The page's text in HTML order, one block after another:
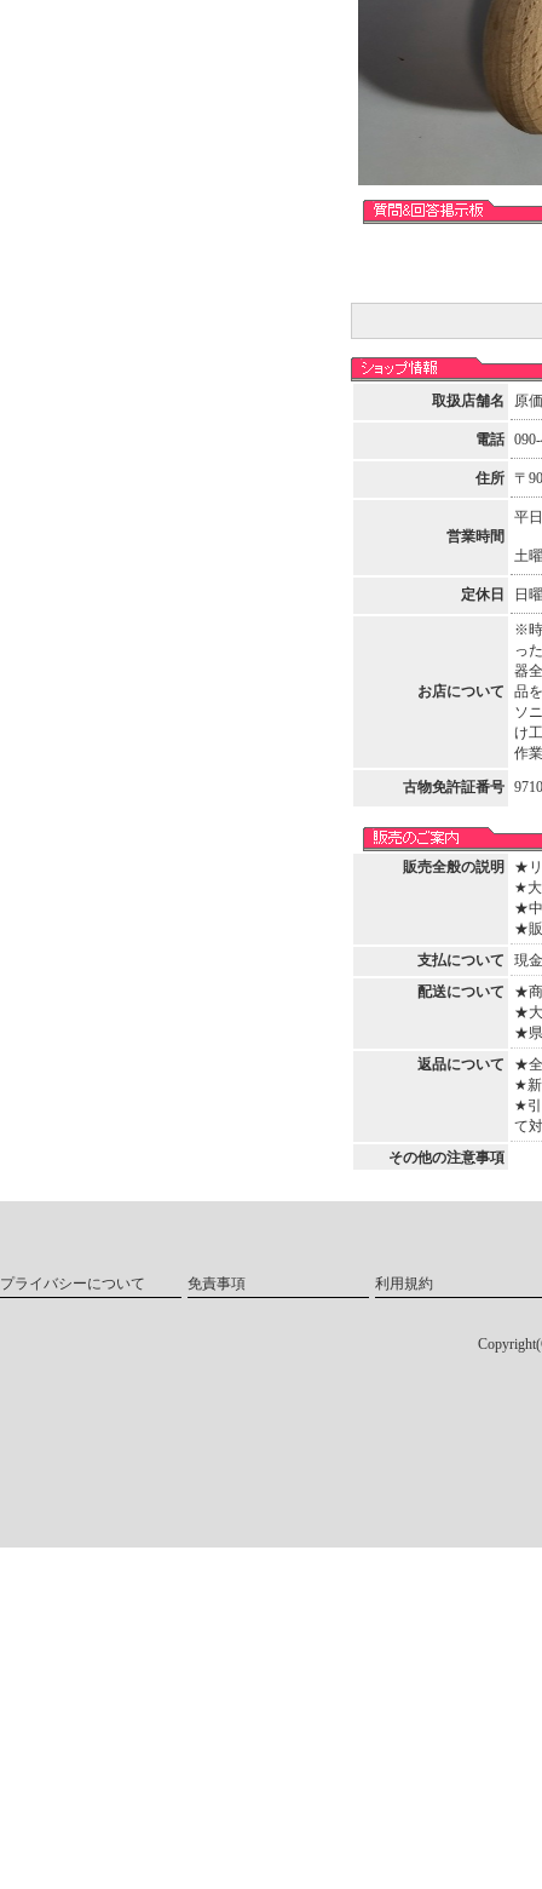
取扱店舗名 原
電話
住所 〒
営業時間
平
土
定休日 日
お店について
※時
っ
器
品
ソ
け
作
古物免許証番号
販売全般の説明
★リ
★大
★中
★販
支払について
現
配送について
★商
★大
★県
返品について
★全
★新
★引
て
その他の注意事項
プライバシーについて 免責事項 利用規約